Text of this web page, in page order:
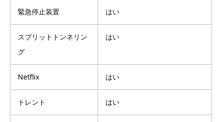
緊急停止装置 はい
スプリットトンネリン
グ
はい
Netflix はい
トレント はい